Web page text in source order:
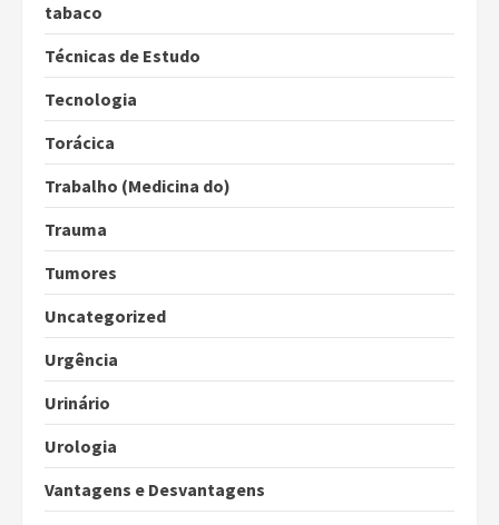
tabaco
Técnicas de Estudo
Tecnologia
Torácica
Trabalho (Medicina do)
Trauma
Tumores
Uncategorized
Urgência
Urinário
Urologia
Vantagens e Desvantagens